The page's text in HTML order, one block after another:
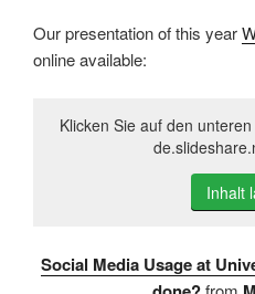
Our presentation of this year
online available:
Klicken Sie auf den
Inhalt
Social Media Usage at